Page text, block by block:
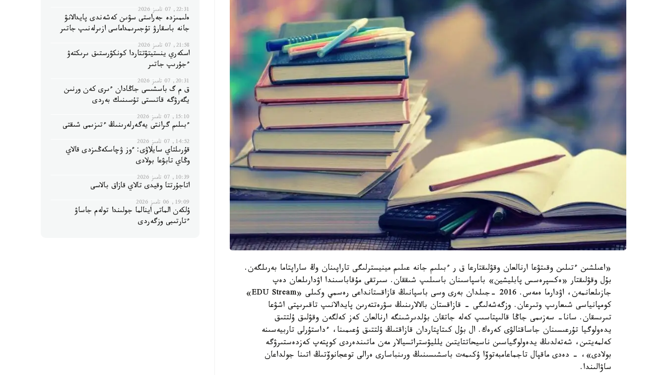
«اعىلشىن ءتىلىن وقىتۋعا ارنالعان وقۋلىقتارعا ق ر ءبىلىم جانە عىلىم مينيسترلىگى تاراپىنان وڭ ساراپتاما بەرىلگەن.
بۇل وقۋلىقتار «ەكسپرەسس پابليشين» باسپاسىنان باسىلىپ شىققان. سىرتقى مۇقاباسىندا اۋدارىلعان دەپ
جازىلعانمەن، اۋدارما ەمەس. 2016 -جىلدان بەرى وسى باسپانىڭ قازاقستانداعى رەسمي وكىلى «EDU Stream»
كومپانياسى شىعارىپ وتىرعان. وزگەشەلىگى - قازاقستان بالالارىنىڭ سۋرەتتەرىن پايدالانىپ تاقىرىپتى اشۋعا
تىرىسقان. سانا- سەزىمى جاڭا قالىپتاسىپ كەلە جاتقان بۇلدىرشىنگە ارنالعان كەز كەلگەن وقۋلىق ۇلتتىق
يدەولوگيا تۇرعىسىنان جاساقتالۋى كەرەك. ال بۇل كىتاپتاردان قازاقتىڭ ۇلتتىق ۇعىمىنا، ءداستۇرلى تاربيەسىنە
كەلمەيتىن، شەتەلدىڭ يدەولوگياسىن ناسيحاتتايتىن يلليۋستراتسيالار مەن ماتىندەردى كوپتەپ كەزدەستىرۋگە
بولادى»، - دەدى ماقپال تاجماعامبەتوۆا ۇكىمەت باسشىسىنىڭ ورىنباسارى ەرالى توعجانوۆتىڭ اتىنا جولداعان
ساۋالىندا.
22:31, 07 تامىز 2026
ەلىمىزدە جەراستى سۋىن كەشەندى پايدالانۋ
جانە باسقارۋ تۇجىرىمداماسى ازىرلەنىپ جاتىر
21:58, 07 تامىز 2026
اسكەري ينستيتۋتتاردا كونكۋرستىق ىرىكتەۋ
ءجۇرىپ جاتىر
20:31, 07 تامىز 2026
ق م گ باسشىسى جاڭادان ءىرى كەن ورنىن
يگەرۋگە قاتىستى تۇسىنىك بەردى
15:10, 07 تامىز 2026
ءبىلىم گرانتى يەگەرلەرىنىڭ ءتىزىمى شىقتى
14:52, 07 تامىز 2026
قۇرىلتاي سايلاۋى: ءوز ۋچاسكەڭىزدى قالاي
وڭاي تابۋعا بولادى
10:39, 07 تامىز 2026
اتاجۇرتتا وقيدى تالاي قازاق بالاسى
19:09, 06 تامىز 2026
ۇلكەن الماتى اينالما جولىندا تولەم جاساۋ
ءتارتىبى وزگەردى